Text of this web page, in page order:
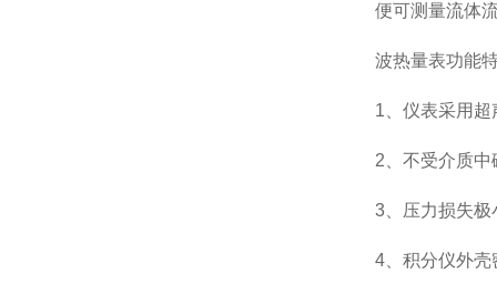
便可测量流体
波热量表功能
1、仪表采用
2、不受介质
3、压力损失极
4、积分仪外壳